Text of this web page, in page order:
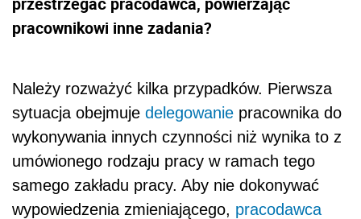
pracownikowi inne zadania?
Należy rozważyć kilka przypadków. Pierwsza
sytuacja obejmuje delegowanie pracownika do
wykonywania innych czynności niż wynika to z
umówionego rodzaju pracy w ramach tego
samego zakładu pracy. Aby nie dokonywać
wypowiedzenia zmieniającego, pracodawca